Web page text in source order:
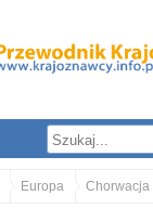
Europa Chorwacja